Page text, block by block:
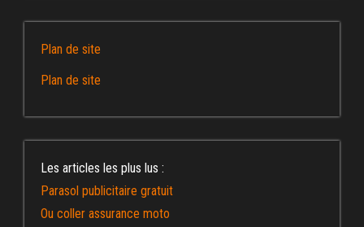
Plan de site
Plan de site
Les articles les plus lus :
Parasol publicitaire gratuit
Ou coller assurance moto